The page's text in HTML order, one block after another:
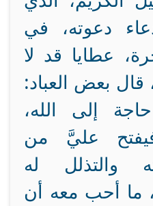
دعوته، في
عطايا قد لا
قال بعض العباد:
إلى الله،
فيفتح عليَّ من
والتذلل له
ما أحب معه أن